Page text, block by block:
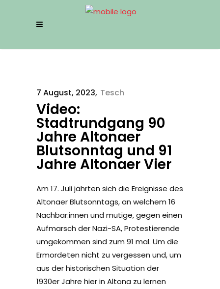
7 August, 2023 Tesch
Video:
Stadtrundgang 90
Jahre Altonaer
Blutsonntag und 91
Jahre Altonaer Vier
Am 17. Juli jährten sich die Ereignisse des
Altonaer Blutsonntags, an welchem 16
Nachbar:innen und mutige, gegen einen
Aufmarsch der Nazi-SA, Protestierende
umgekommen sind zum 91 mal. Um die
Ermordeten nicht zu vergessen und, um
aus der historischen Situation der
1930er Jahre hier in Altona zu lernen